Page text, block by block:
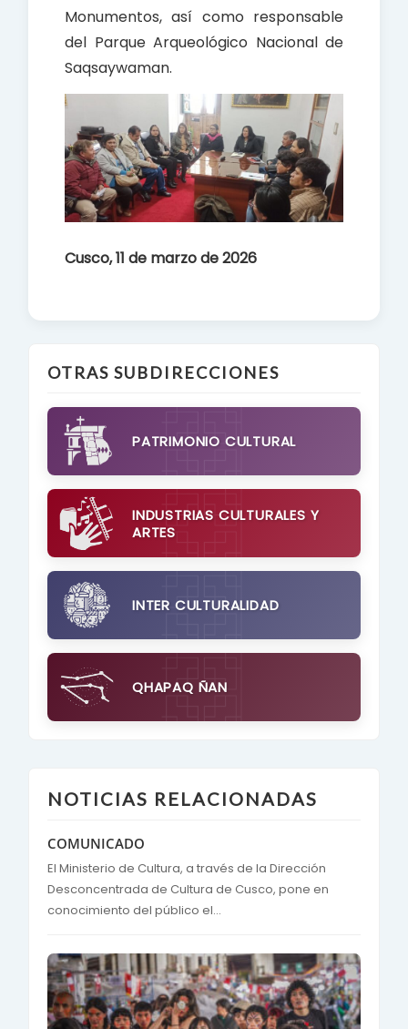
Monumentos, así como responsable
del Parque Arqueológico Nacional de
Saqsaywaman.
Cusco, 11 de marzo de 2026
OTRAS SUBDIRECCIONES
PATRIMONIO CULTURAL
INDUSTRIAS CULTURALES Y
ARTES
INTER CULTURALIDAD
QHAPAQ ÑAN
NOTICIAS RELACIONADAS
COMUNICADO
El Ministerio de Cultura, a través de la Dirección
Desconcentrada de Cultura de Cusco, pone en
conocimiento del público el...